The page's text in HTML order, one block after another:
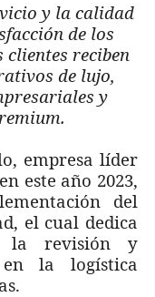
y la calidad
de los
reciben
de lujo,
y
empresa líder
este año 2023,
del
el cual dedica
la revisión y
en la logística